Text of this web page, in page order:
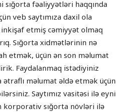
sığorta fəaliyyətləri haqqında
veb saytımıza daxil ola
etmiş cəmiyyət olmaq
Sığorta xidmətlərinin nə
etmək, üçün ən son məlumat
Faydalanmaq istədiyiniz
ətraflı məlumat əldə etmək üçün
Saytımız vasitəsi ilə eyni
korporativ sığorta növləri ilə